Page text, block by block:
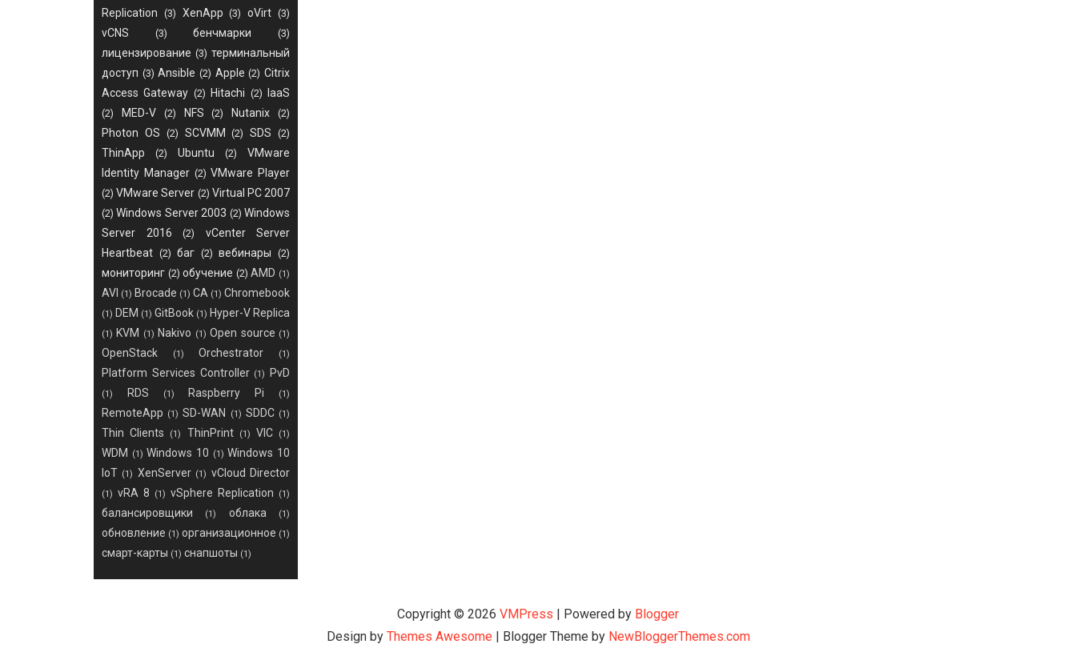
Replication (3) XenApp (3) oVirt (3)
vCNS (3) бенчмарки (3)
лицензирование (3) терминальный
доступ (3) Ansible (2) Apple (2) Citrix
Access Gateway (2) Hitachi (2) IaaS
(2) MED-V (2) NFS (2) Nutanix (2)
Photon OS (2) SCVMM (2) SDS (2)
ThinApp (2) Ubuntu (2)
VMware
Identity Manager (2) VMware Player
(2) VMware Server (2) Virtual PC 2007
(2) Windows Server 2003 (2) Windows
Server 2016
(2)
vCenter Server
Heartbeat (2) баг (2) вебинары (2)
мониторинг (2) обучение (2) AMD (1)
AVI (1) Brocade (1) CA (1) Chromebook
(1) DEM (1) GitBook (1) Hyper-V Replica
(1) KVM (1) Nakivo (1) Open source (1)
OpenStack (1) Orchestrator (1)
Platform Services Controller (1) PvD
(1) RDS (1) Raspberry Pi (1)
RemoteApp (1) SD-WAN (1) SDDC (1)
Thin Clients (1) ThinPrint (1) VIC (1)
WDM (1) Windows 10 (1) Windows 10
IoT (1) XenServer (1) vCloud Director
(1) vRA 8 (1) vSphere Replication (1)
балансировщики (1) облака (1)
обновление (1) организационное (1)
смарт-карты (1) снапшоты (1)
Copyright © 2026 VMPress | Powered by Blogger
Design by Themes Awesome | Blogger Theme by NewBloggerThemes.com